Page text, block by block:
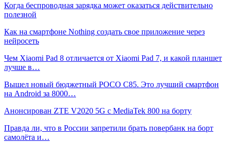
Когда беспроводная зарядка может оказаться действительно
полезной
Как на смартфоне Nothing создать свое приложение через
нейросеть
Чем Xiaomi Pad 8 отличается от Xiaomi Pad 7, и какой планшет
лучше в…
Вышел новый бюджетный POCO C85. Это лучший смартфон
на Android за 8000…
Анонсирован ZTE V2020 5G с MediaTek 800 на борту
Правда ли, что в России запретили брать повербанк на борт
самолёта и…